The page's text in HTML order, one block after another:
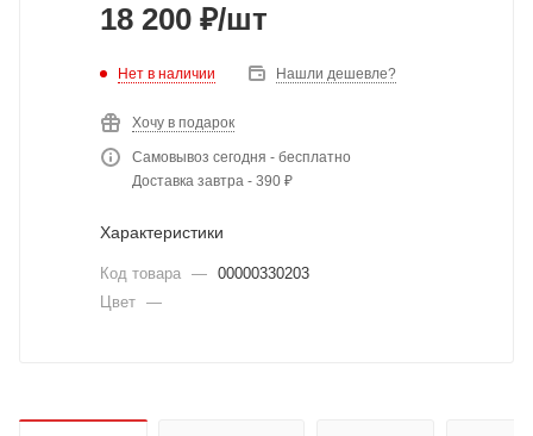
18 200 ₽/шт
Нет в наличии Нашли дешевле?
Хочу в подарок
Самовывоз сегодня - бесплатно
Доставка завтра - 390 ₽
Характеристики
Код товара — 00000330203
Цвет —